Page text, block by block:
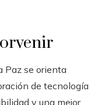
Paz se orienta
de tecnología
y una mejor